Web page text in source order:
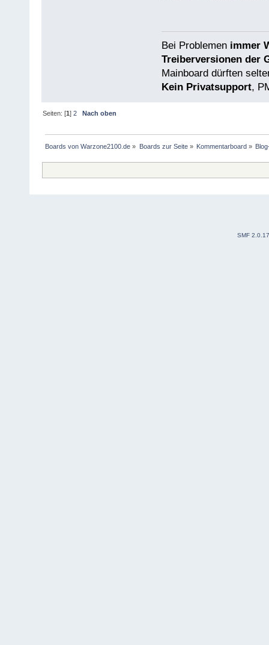
Bei Problemen immer
Treiberversionen der
Mainboard dürften
Kein Privatsupport,
Seiten: [1]2 Nach oben
Boards von Warzone2100.de » Boards zur Seite» Kommentarboard»
SMF 2.0.17